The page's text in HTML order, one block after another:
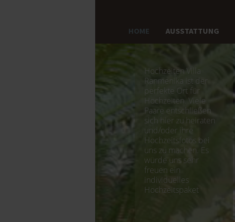
HOME AUSSTATTUNG
Hochzeiten Villa
Ranmenika ist der
perfekte Ort für
Hochzeiten. Viele
Paare entschließen
sich hier zu heiraten
und/oder ihre
Hochzeitsfotos bei
uns zu machen. Es
würde uns sehr
freuen ein
individuelles
Hochzeitspaket